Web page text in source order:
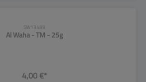
SW13489
Al Waha - TM - 25g
4,00 €*